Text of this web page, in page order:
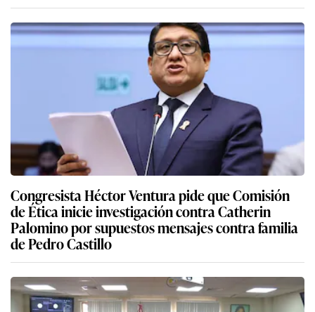
Congresista Héctor Ventura pide que Comisión
de Ética inicie investigación contra Catherin
Palomino por supuestos mensajes contra familia
de Pedro Castillo